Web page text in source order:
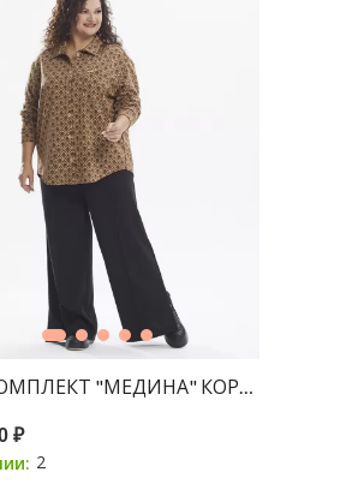
ПРИНТ ЛЕОПАРД"МЕДИНА" КОРИЧНЕВЫЙ
₽
2